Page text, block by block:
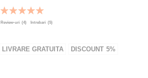
Rating:
Review-uri (4) Intrebari (5)
LIVRARE GRATUITA DISCOUNT 5%